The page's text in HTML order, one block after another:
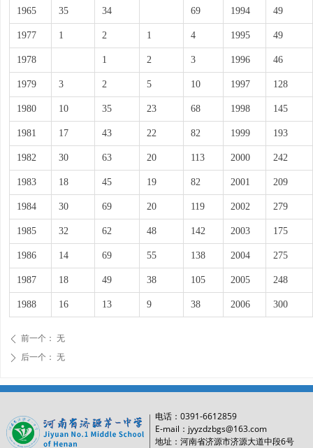
1965 35 34 69 1994 49
1977 1 2 1 4 1995 49
1978 1 2 3 1996 46
1979 3 2 5 10 1997 128
1980 10 35 23 68 1998 145
1981 17 43 22 82 1999 193
1982 30 63 20 113 2000 242
1983 18 45 19 82 2001 209
1984 30 69 20 119 2002 279
1985 32 62 48 142 2003 175
1986 14 69 55 138 2004 275
1987 18 49 38 105 2005 248
1988 16 13 9 38 2006 300
ꄴ 前一个： 无
ꄲ 后一个： 无
电话： 0391-6612859
E-mail：jyyzdzbgs@163.com
地址：河南省济源市济源大道中段6号